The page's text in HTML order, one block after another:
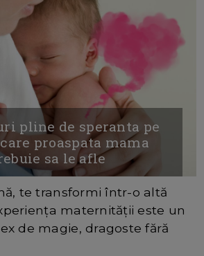
pline de speranta pe
proaspata mama
sa le afle
te transformi într-o altă
maternității este un
de magie, dragoste fără